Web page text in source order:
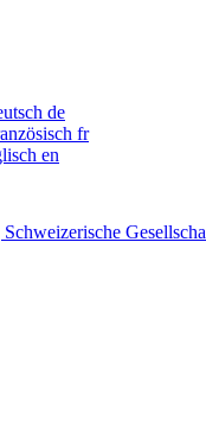
de
fr
en